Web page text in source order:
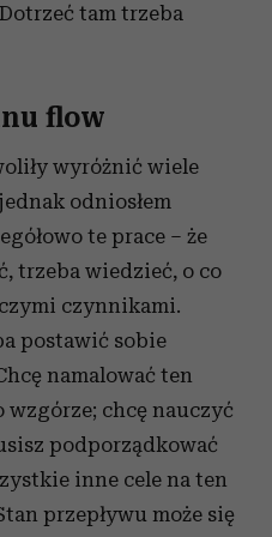
tam trzeba
flow
wyróżnić wiele
odniosłem
te prace – że
trzeba wiedzieć, o co
czynnikami.
postawić sobie
namalować ten
chcę nauczyć
podporządkować
inne cele na ten
przepływu może się